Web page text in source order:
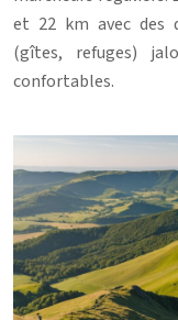
et 22 km avec des
(gîtes, refuges)
confortables.